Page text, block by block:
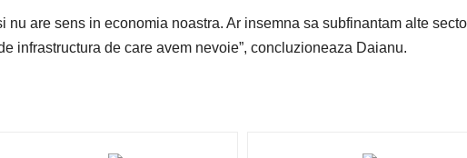
nu are sens in economia noastra. Ar insemna sa subfinantam alte
infrastructura de care avem nevoie”, concluzioneaza Daianu.